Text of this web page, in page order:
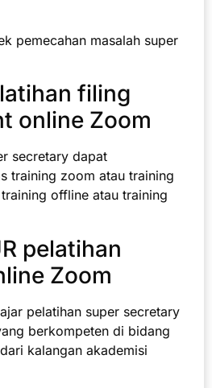
pemecahan masalah super
filing
online Zoom
secretary dapat
training zoom atau training
offline atau training
pelatihan
Zoom
pelatihan super secretary
berkompeten di bidang
kalangan akademisi